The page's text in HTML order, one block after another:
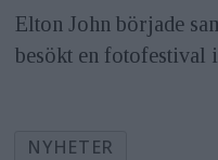
Elton John började
besökt en fotofestival
NYHETER